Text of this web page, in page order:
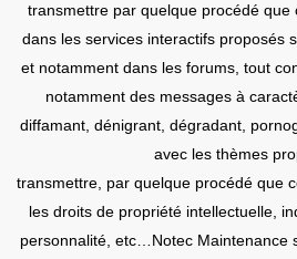
transmettre par quelque procédé que
dans les services interactifs proposés
et notamment dans les forums, tout
notamment des messages à
diffamant, dénigrant, dégradant,
avec les thèmes
transmettre, par quelque procédé que
les droits de propriété intellectuelle,
personnalité, etc…Notec Maintenance